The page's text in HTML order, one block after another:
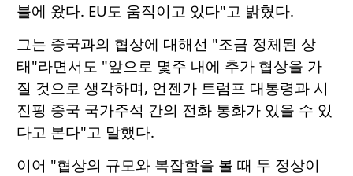
블에 왔다. EU도 움직이고 있다"고 밝혔다.
그는 중국과의 협상에 대해선 "조금 정체된 상
태"라면서도 "앞으로 몇주 내에 추가 협상을 가
질 것으로 생각하며, 언젠가 트럼프 대통령과 시
진핑 중국 국가주석 간의 전화 통화가 있을 수 있
다고 본다"고 말했다.
이어 "협상의 규모와 복잡함을 볼 때 두 정상이